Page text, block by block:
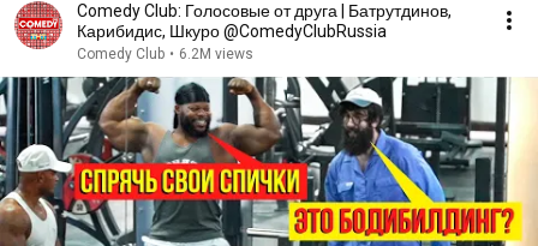
Comedy Club: Голосовые от друга | Батрутдинов,
Карибидис, Шкуро @ComedyClubRussia
Comedy Club • 6.2M views